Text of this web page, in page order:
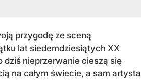
przygodę ze sceną
lat siedemdziesiątych XX
dziś nieprzerwanie cieszą się
na całym świecie, a sam artysta